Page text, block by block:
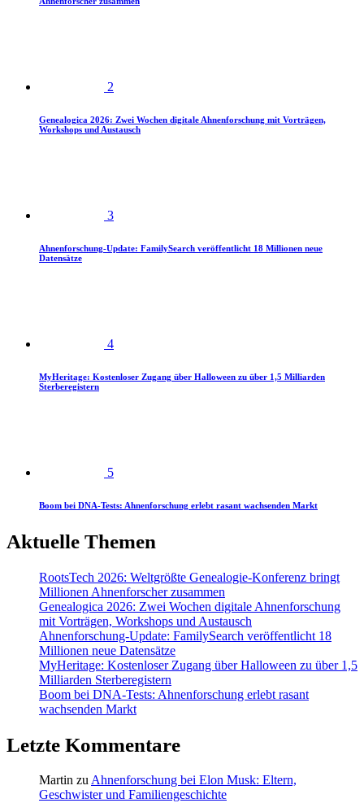
2
Genealogica 2026: Zwei Wochen digitale Ahnenforschung mit Vorträgen,
Workshops und Austausch
3
Ahnenforschung-Update: FamilySearch veröffentlicht 18 Millionen neue
Datensätze
4
MyHeritage: Kostenloser Zugang über Halloween zu über 1,5 Milliarden
Sterberegistern
5
Boom bei DNA-Tests: Ahnenforschung erlebt rasant wachsenden Markt
Aktuelle Themen
RootsTech 2026: Weltgrößte Genealogie-Konferenz bringt
Millionen Ahnenforscher zusammen
Genealogica 2026: Zwei Wochen digitale Ahnenforschung
mit Vorträgen, Workshops und Austausch
Ahnenforschung-Update: FamilySearch veröffentlicht 18
Millionen neue Datensätze
MyHeritage: Kostenloser Zugang über Halloween zu über 1,5
Milliarden Sterberegistern
Boom bei DNA-Tests: Ahnenforschung erlebt rasant
wachsenden Markt
Letzte Kommentare
Martin zu Ahnenforschung bei Elon Musk: Eltern,
Geschwister und Familiengeschichte